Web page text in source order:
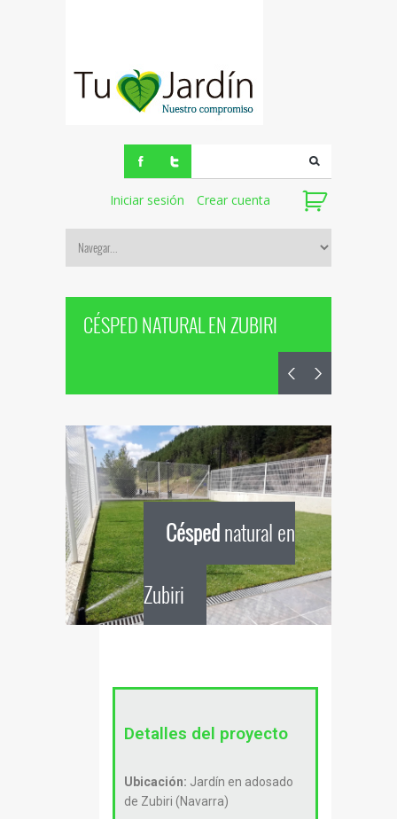
Iniciar sesión Crear cuenta
CÉSPED NATURAL EN ZUBIRI
Céspednatural en
Zubiri
Detalles del proyecto
Ubicación: Jardín en adosado
de Zubiri (Navarra)